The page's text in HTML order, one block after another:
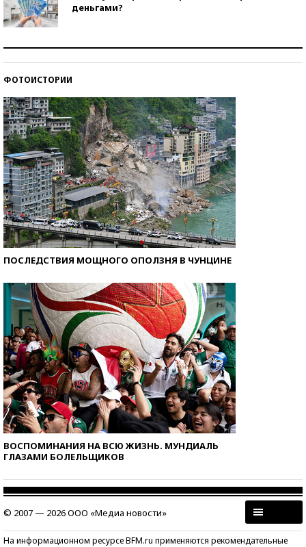
деньгами?
ФОТОИСТОРИИ
ПОСЛЕДСТВИЯ МОЩНОГО ОПОЛЗНЯ В ЧУНЦИНЕ
ВОСПОМИНАНИЯ НА ВСЮ ЖИЗНЬ. МУНДИАЛЬ
ГЛАЗАМИ БОЛЕЛЬЩИКОВ
© 2007 — 2026 ООО «Медиа новости»
На информационном ресурсе BFM.ru применяются рекомендательные